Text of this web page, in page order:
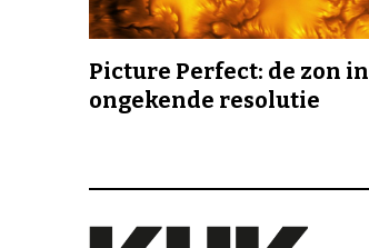
Picture Perfect: de zon in
ongekende resolutie